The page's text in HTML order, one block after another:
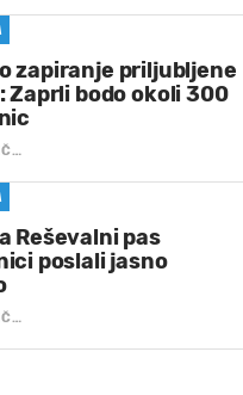
zapiranje priljubljene
Zaprli bodo okoli 300
Reševalni pas
poslali jasno